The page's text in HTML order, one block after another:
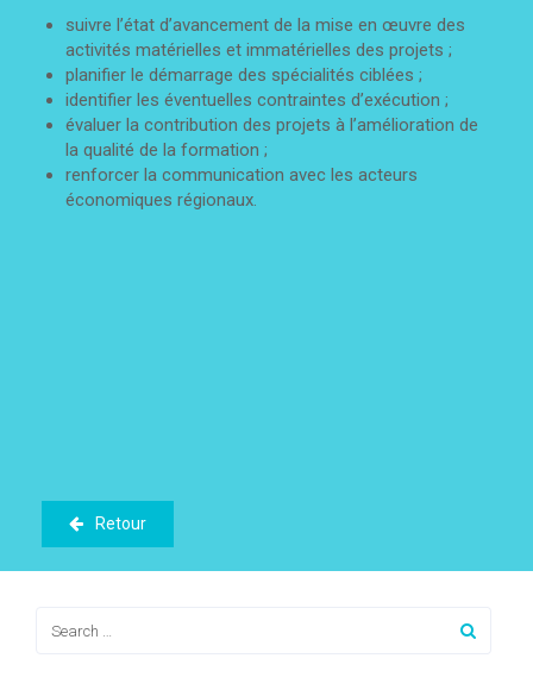
suivre l’état d’avancement de la mise en œuvre des
activités matérielles et immatérielles des projets ;
planifier le démarrage des spécialités ciblées ;
identifier les éventuelles contraintes d’exécution ;
évaluer la contribution des projets à l’amélioration de
la qualité de la formation ;
renforcer la communication avec les acteurs
économiques régionaux.
Retour